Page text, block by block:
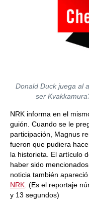
Donald Duck juega al
ser
NRK informa en el
guión. Cuando se le
participación, Magnus
fueron que pudiera
la historieta. El artículo
haber sido
noticia también
NRK . (Es el reportaje
y 13 segundos)